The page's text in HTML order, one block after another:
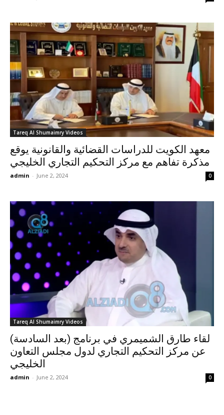
Tareq Al Shumaimry Videos
معهد الكويت للدراسات القضائية والقانونية يوقع
مذكرة تفاهم مع مركز التحكيم التجاري الخليجي
admin - June 2, 2024 0
Tareq Al Shumaimry Videos
لقاء طارق الشميمري في برنامج (بعد السادسة)
عن مركز التحكيم التجاري لدول مجلس التعاون
الخليجي
admin - June 2, 2024 0